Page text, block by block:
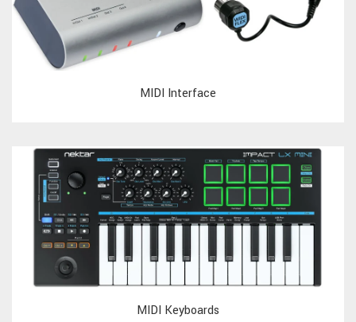
MIDI Interface
MIDI Keyboards